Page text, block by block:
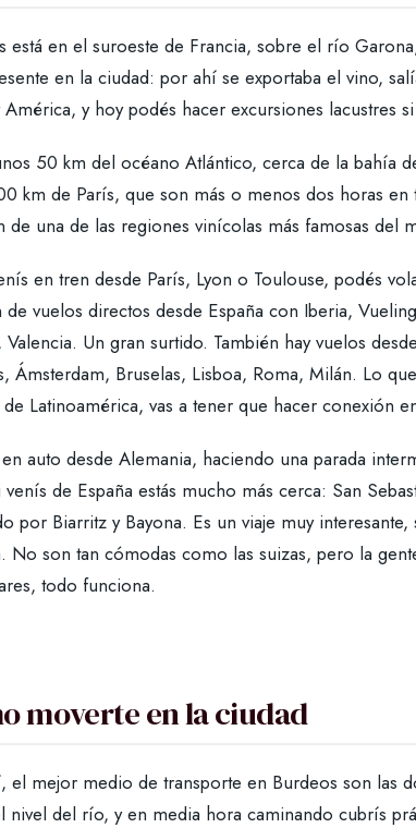
está en el suroeste de Francia, sobre el río
en la ciudad: por ahí se exportaba el vino,
y hoy podés hacer excursiones lacustres
50 km del océano Atlántico, cerca de la bahía
km de París, que son más o menos dos horas
de una de las regiones vinícolas más famosas del
en tren desde París, Lyon o Toulouse, podés
vuelos directos desde España con Iberia,
Valencia. Un gran surtido. También hay vuelos
Ámsterdam, Bruselas, Lisboa, Roma, Milán. Lo
Latinoamérica, vas a tener que hacer conexión
auto desde Alemania, haciendo una parada
de España estás mucho más cerca: San
por Biarritz y Bayona. Es un viaje muy
No son tan cómodas como las suizas, pero la
todo funciona.
moverte en la ciudad
el mejor medio de transporte en Burdeos son las
nivel del río, y en media hora caminando cubrís